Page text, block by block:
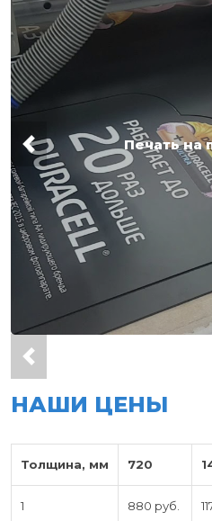
Печать на
НАШИ ЦЕНЫ
Толщина, мм 720
1 880 руб.